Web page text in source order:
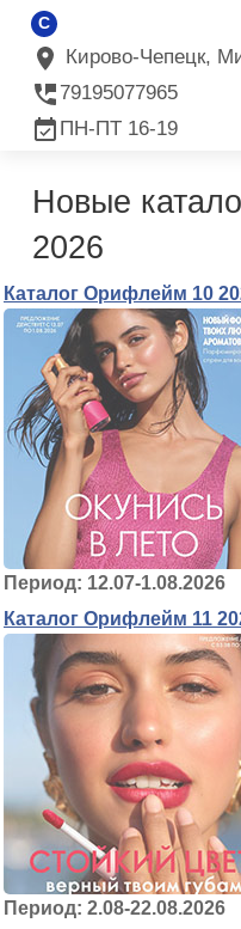
C
Кирово-Чепецк,
79195077965
ПН-ПТ 16-19
Новые
2026
Каталог Орифлейм 10
Период: 12.07-1.08.2026
Каталог Орифлейм 11
Период: 2.08-22.08.2026